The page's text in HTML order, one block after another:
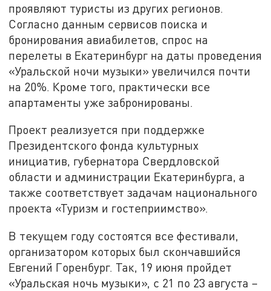
проявляют туристы из других регионов.
Согласно данным сервисов поиска и
бронирования авиабилетов, спрос на
перелеты в Екатеринбург на даты проведения
«Уральской ночи музыки» увеличился почти
на 20%. Кроме того, практически все
апартаменты уже забронированы.
Проект реализуется при поддержке
Президентского фонда культурных
инициатив, губернатора Свердловской
области и администрации Екатеринбурга, а
также соответствует задачам национального
проекта «Туризм и гостеприимство».
В текущем году состоятся все фестивали,
организатором которых был скончавшийся
Евгений Горенбург. Так, 19 июня пройдет
«Уральская ночь музыки», с 21 по 23 августа –